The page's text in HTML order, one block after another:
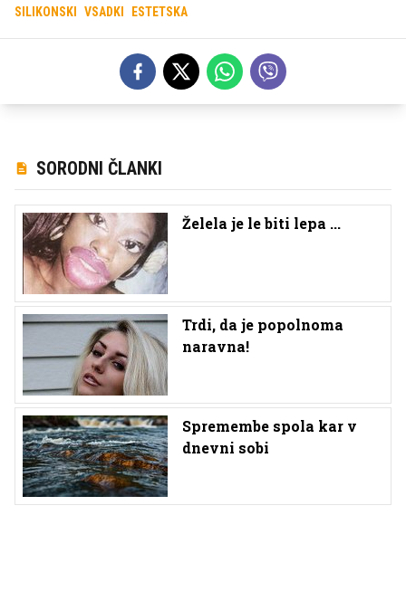
SILIKONSKI VSADKI ESTETSKA
SORODNI ČLANKI
Želela je le biti lepa ...
Trdi, da je popolnoma
naravna!
Spremembe spola kar v
dnevni sobi